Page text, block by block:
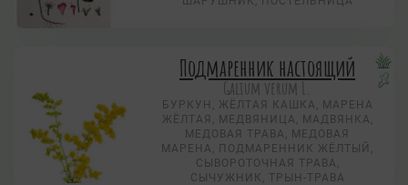
Подмаренник настоящий
Galium verum L.
БУРКУН, ЖЁЛТАЯ КАШКА, МАРЕНА
ЖЁЛТАЯ, МЕДВЯНИЦА, МАДВЯНКА,
МЕДОВАЯ ТРАВА, МЕДОВАЯ
МАРЕНА, ПОДМАРЕННИК ЖЁЛТЫЙ,
СЫВОРОТОЧНАЯ ТРАВА,
СЫЧУЖНИК, ТРЫН-ТРАВА